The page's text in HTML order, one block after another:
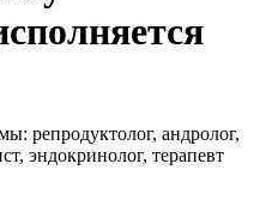
репродуктолог, андролог,
эндокринолог, терапевт